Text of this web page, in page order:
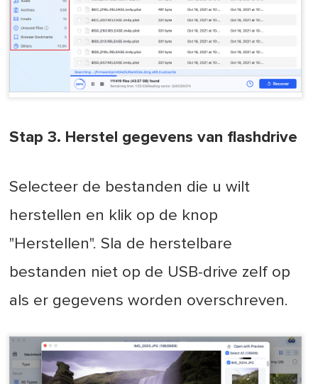
Stap 3. Herstel gegevens van flashdrive
Selecteer de bestanden die u wilt
herstellen en klik op de knop
"Herstellen". Sla de herstelbare
bestanden niet op de USB-drive zelf op
als er gegevens worden overschreven.